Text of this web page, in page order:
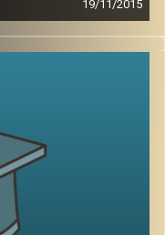
19/11/2015
דוקטור שירי
ה-60
וילדות למפיקי